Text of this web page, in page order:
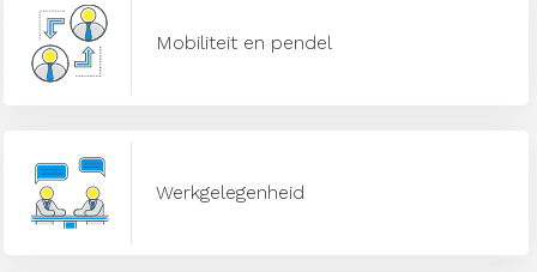
Mobiliteit en pendel
Werkgelegenheid